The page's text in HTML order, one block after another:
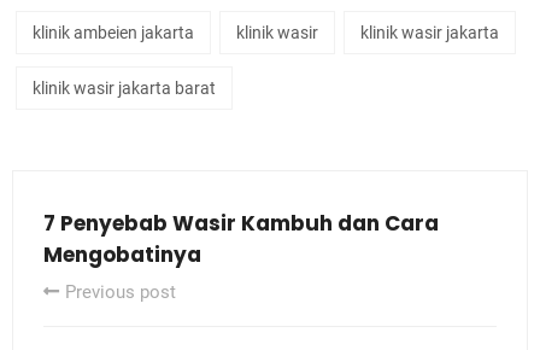
klinik ambeien jakarta klinik wasir klinik wasir jakarta
klinik wasir jakarta barat
7 Penyebab Wasir Kambuh dan Cara
Mengobatinya
Previous post